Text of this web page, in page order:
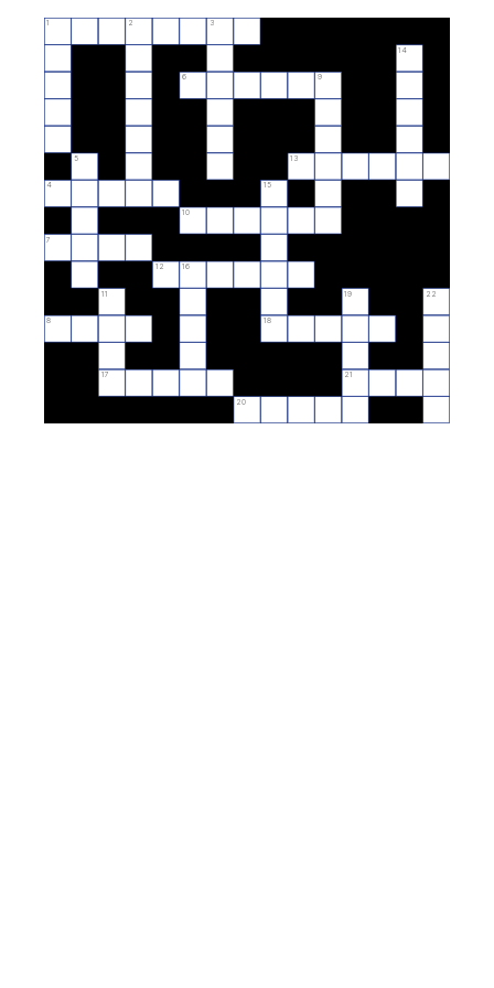
1 2 3
14
6 9
5 13
4 15
10
7
12 16
11 19 22
8 18
17 21
20